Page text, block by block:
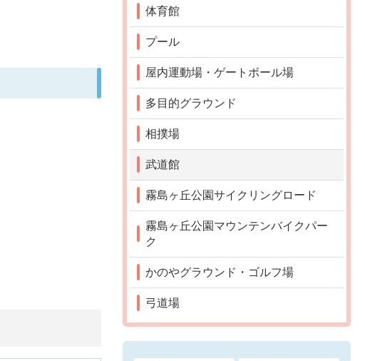
体育館
プール
屋内運動場・ゲートボール場
多目的グラウンド
相撲場
武道館
霧島ヶ丘公園サイクリングロード
霧島ヶ丘公園マウンテンバイクパー
ク
かのやグラウンド・ゴルフ場
弓道場